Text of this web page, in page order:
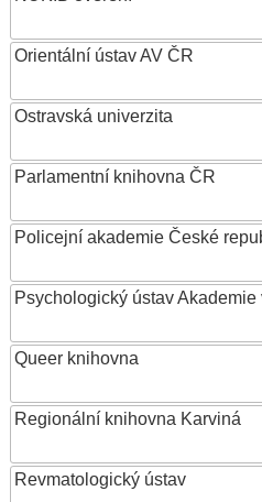
Orientální ústav AV ČR
Ostravská univerzita
Parlamentní knihovna ČR
Policejní akademie České
Psychologický ústav
Queer knihovna
Regionální knihovna Karviná
Revmatologický ústav